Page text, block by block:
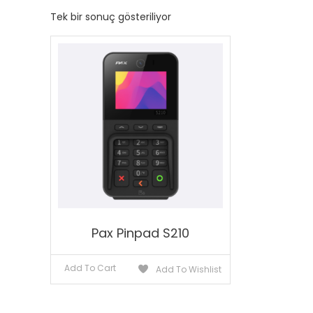
Tek bir sonuç gösteriliyor
Pax Pinpad S210
Add To Cart Add To Wishlist